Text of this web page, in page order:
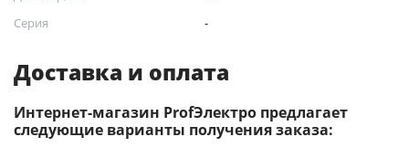
Серия
-
Доставка и оплата
Интернет-магазин ProfЭлектро предлагает
следующие варианты получения заказа: